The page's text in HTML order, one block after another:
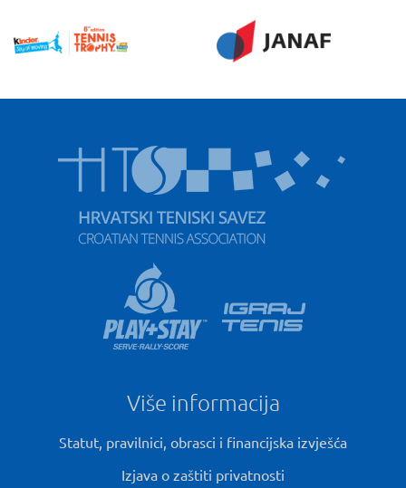
Više informacija
Statut, pravilnici, obrasci i financijska izvješća
Izjava o zaštiti privatnosti